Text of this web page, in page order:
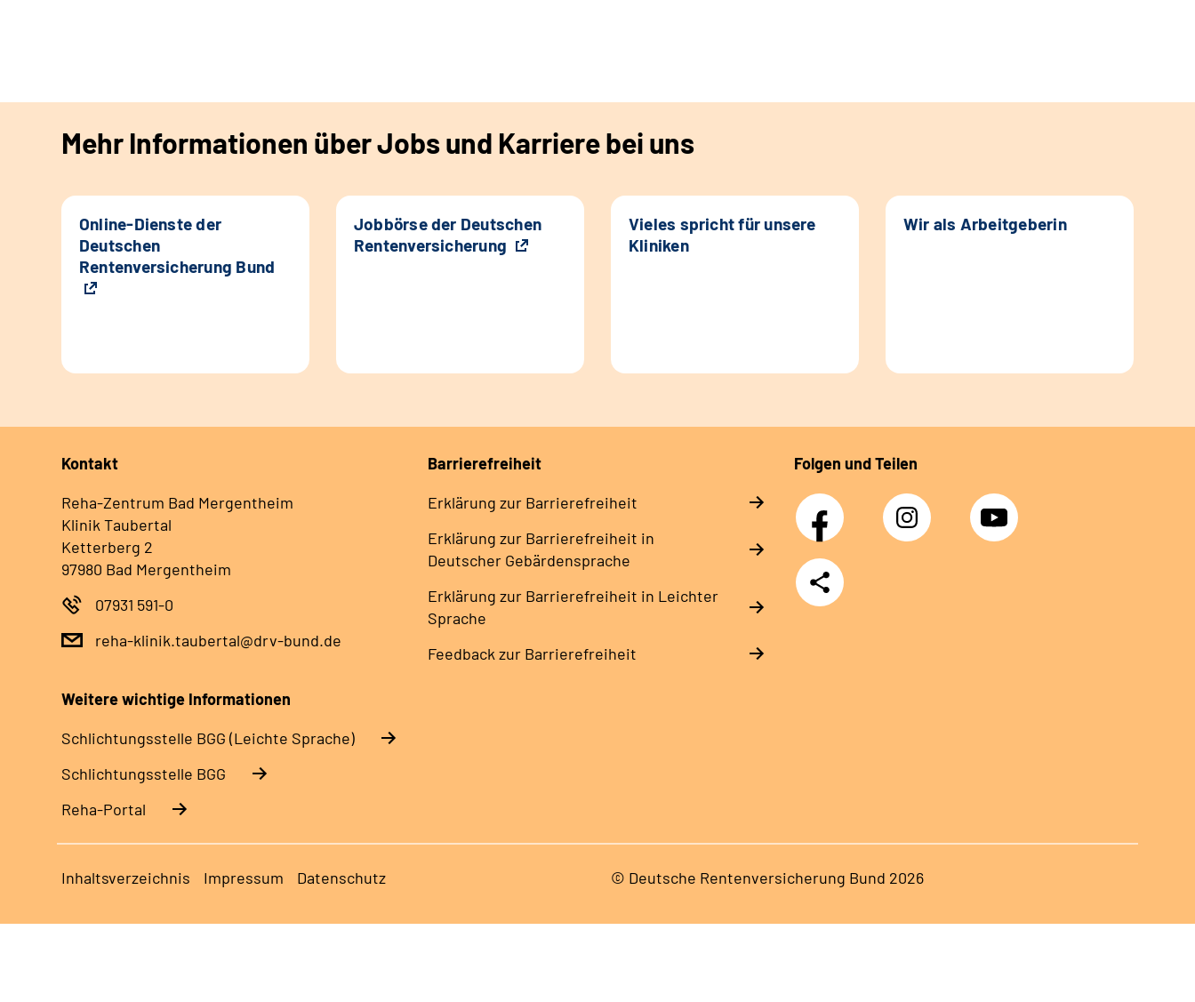
Mehr Informationen über Jobs und Karriere bei uns
Online-Dienste der
Deutschen
Rentenversicherung Bund
Jobbörse der Deutschen
Rentenversicherung
Vieles spricht für unsere
Kliniken
Wir als Arbeitgeberin
Kontakt
Reha-Zentrum Bad Mergentheim
Klinik Taubertal
Ketterberg 2
97980 Bad Mergentheim
07931 591-0
reha-klinik.taubertal@drv-bund.de
Barrierefreiheit
Erklärung zur Barrierefreiheit
Erklärung zur Barrierefreiheit in
Deutscher Gebärdensprache
Erklärung zur Barrierefreiheit in Leichter
Sprache
Feedback zur Barrierefreiheit
Folgen und Teilen
Facebook Instagram YouTube
Teilen
Weitere wichtige Informationen
Schlich­tungs­stel­le BGG (Leichte Sprache)
Schlich­tungs­stel­le BGG
Reha-Portal
Inhaltsverzeichnis Impressum Datenschutz © Deutsche Rentenversicherung Bund 2026